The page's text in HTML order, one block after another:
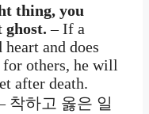
thing, you
ghost.– If a
heart and does
for others, he will
after death.
착하고 옳은 일